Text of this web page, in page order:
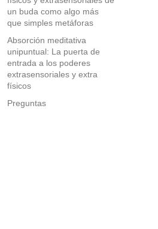
un buda como algo más
que simples metáforas
Absorción meditativa
unipuntual: La puerta de
entrada a los poderes
extrasensoriales y extra
físicos
Preguntas